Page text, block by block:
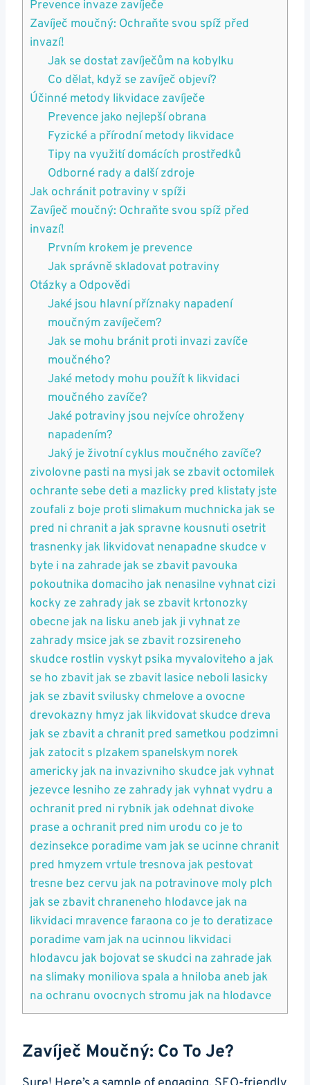
Prevence invaze zavíječe
Zavíječ moučný: Ochraňte​ svou spíž před
invazí!
Jak se dostat zavíječům na​ kobylku
Co ‍dělat, když ​se zavíječ objeví?
Účinné metody likvidace zavíječe
Prevence jako nejlepší obrana
Fyzické a přírodní metody likvidace
Tipy na využití domácích ​prostředků
Odborné rady‍ a další zdroje
Jak ochránit potraviny v⁢ spíži
Zavíječ moučný:‍ Ochraňte svou spíž před
invazí!
Prvním krokem je prevence
Jak správně skladovat⁤ potraviny
Otázky a Odpovědi
Jaké jsou hlavní příznaky napadení
moučným zavíječem?
Jak se mohu bránit proti invazi zavíče​
moučného?
Jaké metody ​mohu použít k likvidaci
moučného zavíče?
Jaké potraviny jsou nejvíce ohroženy
napadením?
Jaký je životní ‍cyklus ‌moučného zavíče?
zivolovne pasti na mysi jak se ⁤zbavit ​octomilek
ochrante sebe deti a mazlicky pred klistaty⁤ jste
zoufali z boje proti slimakum muchnicka jak se
pred ni chranit a⁢ jak spravne kousnuti osetrit
trasnenky jak‌ likvidovat nenapadne skudce v
‌byte i na zahrade jak se⁤ zbavit pavouka
pokoutnika domaciho jak nenasilne vyhnat cizi
⁤kocky ze zahrady jak se zbavit krtonozky
obecne jak na‍ lisku aneb jak ji vyhnat ze
zahrady msice jak se zbavit rozsireneho
skudce rostlin vyskyt psika myvaloviteho a jak
⁤se ho zbavit jak se zbavit lasice neboli lasicky
jak se zbavit svilusky chmelove a ovocne
drevokazny hmyz jak likvidovat skudce dreva
⁣jak ​se zbavit a chranit ‍pred sametkou podzimni
jak zatocit s plzakem spanelskym norek
americky jak na‍ invazivniho skudce jak vyhnat
jezevce lesniho ze zahrady jak vyhnat vydru a
ochranit pred ni rybnik jak odehnat divoke
prase a ochranit pred ‍nim ​urodu co je to
dezinsekce poradime vam jak ⁤se ucinne chranit⁤
pred hmyzem vrtule tresnova jak⁣ pestovat
tresne bez cervu jak na potravinove moly plch
jak se zbavit chraneneho hlodavce jak na
likvidaci mravence faraona co je to‌ deratizace
poradime vam‍ jak na ucinnou likvidaci
hlodavcu ⁣jak bojovat se skudci na zahrade jak
na slimaky moniliova spala a hniloba aneb jak
na ochranu ovocnych stromu jak na hlodavce
Zavíječ Moučný: Co ‌to Je?